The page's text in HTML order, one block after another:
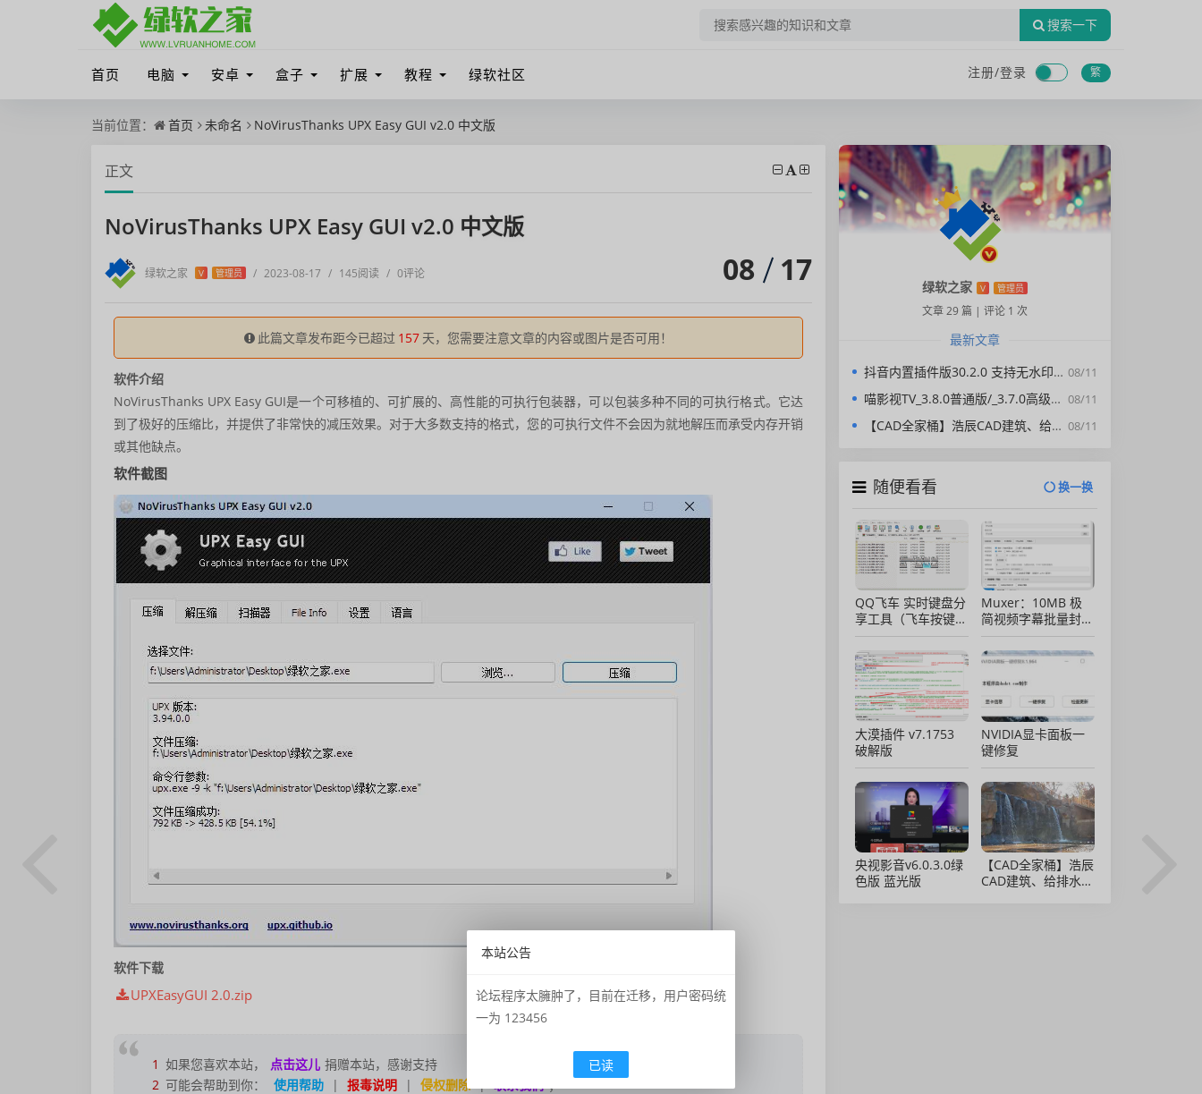
搜索一下
首页 电脑 安卓 盒子 扩展 教程 绿软社区 注册/登录 繁
当前位置： 首页 未命名 NoVirusThanks UPX Easy GUI v2.0 中文版
正文
NoVirusThanks UPX Easy GUI v2.0 中文版
绿软之家 V 管理员 / 2023-08-17 / 145阅读 / 0评论 08 17
此篇文章发布距今已超过 157 天，您需要注意文章的内容或图片是否可用！
软件介绍
NoVirusThanks UPX Easy GUI是一个可移植的、可扩展的、高性能的可执行包装器，可以包装多种不同的可执行格式。它达
到了极好的压缩比，并提供了非常快的减压效果。对于大多数支持的格式，您的可执行文件不会因为就地解压而承受内存开销
或其他缺点。
软件截图
软件下载
UPXEasyGUI 2.0.zip
1 如果您喜欢本站， 点击这儿 捐赠本站，感谢支持
2 可能会帮助到你： 使用帮助 | 报毒说明 | 侵权删除 | 联系我们 ；
绿软之家 V 管理员
文章 29 篇 | 评论 1 次
最新文章
08/11
抖音内置插件版30.2.0 支持无水印下载视频，去广告，精简界面
08/11
喵影视TV_3.8.0普通版/_3.7.0高级版/4.X低版本完美适配/内置源/4K超清
08/11
【CAD全家桶】浩辰CAD建筑、给排水、暖通、电气、电力软件 安装包中文版，亲测可用！
随便看看 换一换
QQ飞车 实时键盘分
享工具（飞车按键显
示）直播专用版
Muxer：10MB 极
简视频字幕批量封装
工具 (单文件/绿色
版)
大漠插件 v7.1753
破解版
NVIDIA显卡面板一
键修复
央视影音v6.0.3.0绿
色版 蓝光版
【CAD全家桶】浩辰
CAD建筑、给排水、
本站公告
论坛程序太臃肿了，目前在迁移，用户密码统
一为 123456
已读